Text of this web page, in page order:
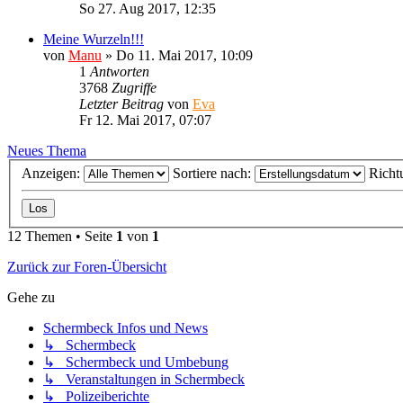
So 27. Aug 2017, 12:35
Meine Wurzeln!!!
von Manu » Do 11. Mai 2017, 10:09
1 Antworten
3768 Zugriffe
Letzter Beitrag von Eva
Fr 12. Mai 2017, 07:07
Neues Thema
Anzeigen:
Sortiere nach:
12 Themen • Seite 1 von 1
Zurück zur Foren-Übersicht
Gehe zu
Schermbeck Infos und News
↳ Schermbeck
↳ Schermbeck und Umbebung
↳ Veranstaltungen in Schermbeck
↳ Polizeiberichte